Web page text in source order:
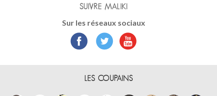
SUIVRE MALIKI
Sur les réseaux sociaux
LES COUPAINS